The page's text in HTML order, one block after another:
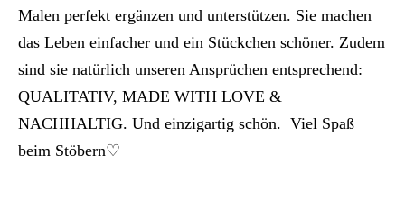
Malen perfekt ergänzen und unterstützen. Sie machen
das Leben einfacher und ein Stückchen schöner. Zudem
sind sie natürlich unseren Ansprüchen entsprechend:
QUALITATIV, MADE WITH LOVE &
NACHHALTIG. Und einzigartig schön. Viel Spaß
beim Stöbern♡